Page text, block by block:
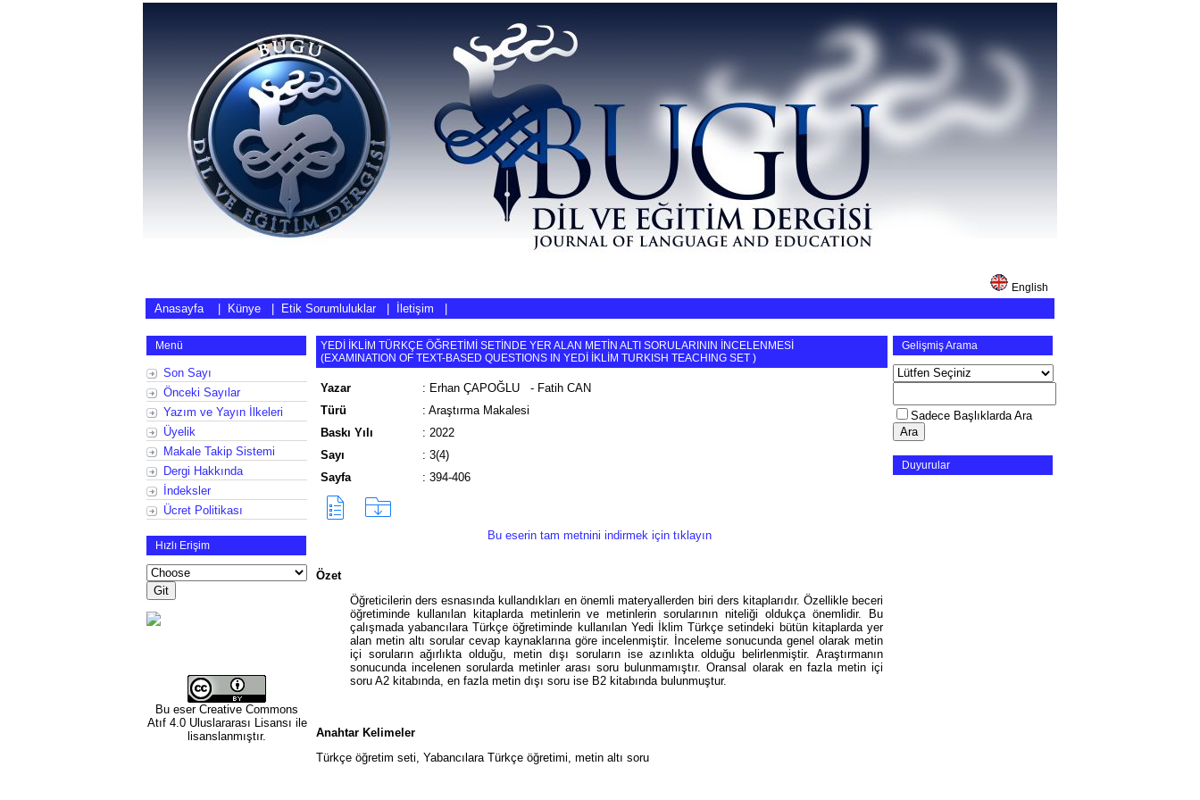
English
Anasayfa| Künye Etik Sorumluluklar İletişim
Menü
Son Sayı
Önceki Sayılar
Yazım ve Yayın İlkeleri
Üyelik
Makale Takip Sistemi
Dergi Hakkında
İndeksler
Ücret Politikası
Hızlı Erişim
Bu eser Creative Commons
Atıf 4.0 Uluslararası Lisansı ile
lisanslanmıştır.
YEDİ İKLİM TÜRKÇE ÖĞRETİMİ SETİNDE YER ALAN METİN ALTI SORULARININ İNCELENMESİ
(EXAMINATION OF TEXT-BASED QUESTIONS IN YEDİ İKLİM TURKISH TEACHING SET )
Yazar : Erhan ÇAPOĞLU
- Fatih CAN
Türü
: Araştırma Makalesi
Baskı Yılı
: 2022
Sayı
: 3(4)
Sayfa
: 394-406
Bu eserin tam metnini indirmek için tıklayın
Özet
Öğreticilerin ders esnasında kullandıkları en önemli materyallerden biri ders kitaplarıdır. Özellikle beceri
öğretiminde kullanılan kitaplarda metinlerin ve metinlerin sorularının niteliği oldukça önemlidir. Bu
çalışmada yabancılara Türkçe öğretiminde kullanılan Yedi İklim Türkçe setindeki bütün kitaplarda yer
alan metin altı sorular cevap kaynaklarına göre incelenmiştir. İnceleme sonucunda genel olarak metin
içi soruların ağırlıkta olduğu, metin dışı soruların ise azınlıkta olduğu belirlenmiştir. Araştırmanın
sonucunda incelenen sorularda metinler arası soru bulunmamıştır. Oransal olarak en fazla metin içi
soru A2 kitabında, en fazla metin dışı soru ise B2 kitabında bulunmuştur.
Anahtar Kelimeler
Türkçe öğretim seti, Yabancılara Türkçe öğretimi, metin altı soru
Gelişmiş Arama
Sadece Başlıklarda Ara
Duyurular